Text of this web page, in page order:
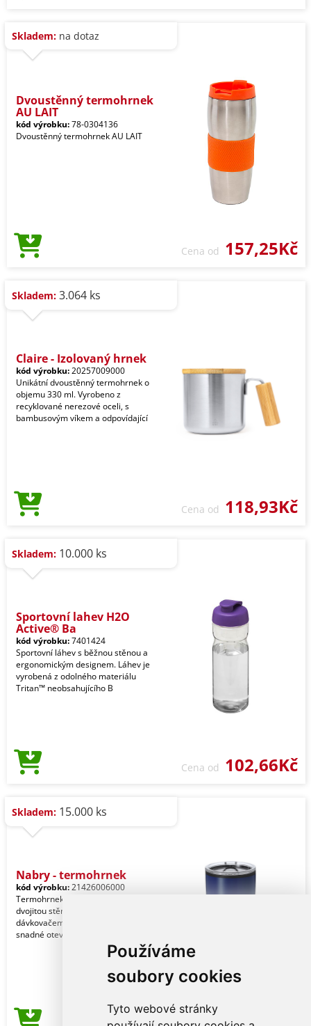
Používáme
soubory cookies
Tyto webové stránky
Skladem: na dotaz
Dvoustěnný termohrnek
AU LAIT
kód výrobku:78-0304136
Dvoustěnný termohrnek AU LAIT
Cena od 157,25Kč
Skladem: 3.064 ks
Claire - Izolovaný hrnek
kód výrobku:20257009000
Unikátní dvoustěnný termohrnek o
objemu 330 ml. Vyrobeno z
recyklované nerezové oceli, s
bambusovým víkem a odpovídající
Cena od 118,93Kč
Skladem: 10.000 ks
Sportovní lahev H2O
Active® Ba
kód výrobku:7401424
Sportovní láhev s běžnou stěnou a
ergonomickým designem. Láhev je
vyrobená z odolného materiálu
Tritan™ neobsahujícího B
Cena od 102,66Kč
Skladem: 15.000 ks
Nabry - termohrnek
kód výrobku:21426006000
Termohrnek z nerezové oceli s
dvojitou stěnou a objemem 580 ml. S
dávkovačem na průhledném víku pro
snadné otevírání, be